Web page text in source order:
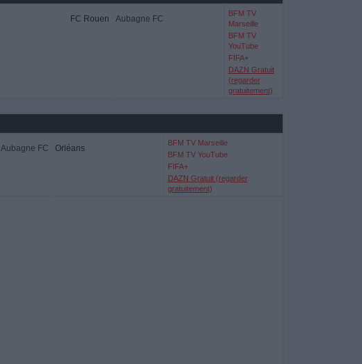
FC Rouen Aubagne FC
BFM TV
Marseille
BFM TV
YouTube
FIFA+
DAZN Gratuit
(regarder
gratuitement)
Aubagne FC Orléans
BFM TV Marseille
BFM TV YouTube
FIFA+
DAZN Gratuit (regarder
gratuitement)